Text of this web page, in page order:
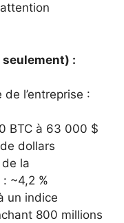
:
l’entreprise :
BTC à 63 000 $
dollars
la
~4,2 %
un indice
800 millions